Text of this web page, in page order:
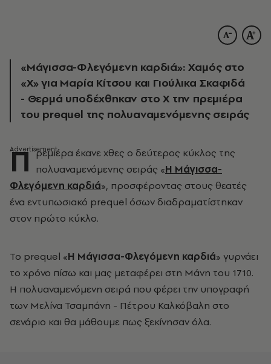
«Μάγισσα-Φλεγόμενη καρδιά»: Χαμός στο
«Χ» για Μαρία Κίτσου και Γιούλικα Σκαφιδά
- Θερμά υποδέχθηκαν στο Χ την πρεμιέρα
του prequel της πολυαναμενόμενης σειράς
Π ρεμιέρα έκανε χθες ο δεύτερος κύκλος της
πολυαναμενόμενης σειράς «Η Μάγισσα-
Φλεγόμενη καρδιά», προσφέροντας στους θεατές
ένα εντυπωσιακό prequel όσων διαδραματίστηκαν
στον πρώτο κύκλο.
To prequel «Η Μάγισσα-Φλεγόμενη καρδιά» γυρνάει
το χρόνο πίσω και μας μεταφέρει στη Μάνη του 1710.
Η πολυαναμενόμενη σειρά που φέρει την υπογραφή
των Μελίνα Τσαμπάνη - Πέτρου Καλκόβαλη στο
σενάριο και θα μάθουμε πως ξεκίνησαν όλα.